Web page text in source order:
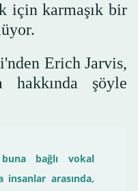
için karmaşık bir
Erich Jarvis,
hakkında şöyle
bağlı vokal
insanlar arasında,